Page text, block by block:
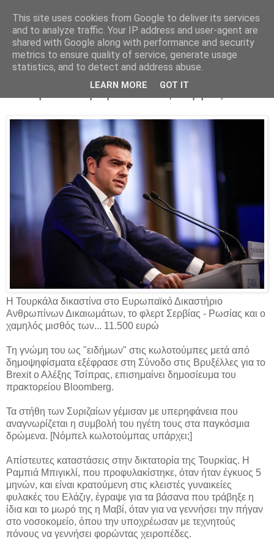
Parakato.gr
Το νόμπελ... κωλοτούμπας και τα
σκλαβικά παραμύθια στις Σέρρες
Η Τουρκάλα δικαστίνα στο Ευρωπαϊκό Δικαστήριο
Ανθρωπίνων Δικαιωμάτων, το φλερτ Σερβίας - Ρωσίας και ο
χαμηλός μισθός των... 11.500 ευρώ
Τη γνώμη του ως "ειδήμων" στις κωλοτούμπες μετά από
δημοψηφίσματα εξέφρασε στη Σύνοδο στις Βρυξέλλες για το
Brexit ο Αλέξης Τσίπρας, επισημαίνει δημοσίευμα του
πρακτορείου Bloomberg.
Τα στήθη των Συριζαίων γέμισαν με υπερηφάνεια που
αναγνωρίζεται η συμβολή του ηγέτη τους στα παγκόσμια
δρώμενα. [Νόμπελ κωλοτούμπας υπάρχει;]
Απίστευτες καταστάσεις στην δικτατορία της Τουρκίας. Η
Ραμπιά Μπιγικλί, που προφυλακίστηκε, όταν ήταν έγκυος 5
μηνών, και είναι κρατούμενη στις κλειστές γυναικείες
φυλακές του Ελάζιγ, έγραψε για τα βάσανα που τράβηξε η
ίδια και το μωρό της η Μαβί, όταν για να γεννήσει την πήγαν
στο νοσοκομείο, όπου την υποχρέωσαν με τεχνητούς
πόνους να γεννήσει φορώντας χειροπέδες.
This site uses cookies from Google to deliver its services
and to analyze traffic. Your IP address and user-agent are
shared with Google along with performance and security
metrics to ensure quality of service, generate usage
statistics, and to detect and address abuse.
LEARN MORE GOT IT